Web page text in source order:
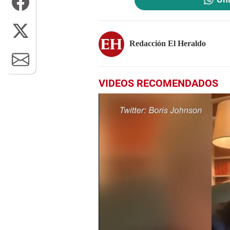
Redacción El Heraldo
VIDEOS RECOMENDADOS